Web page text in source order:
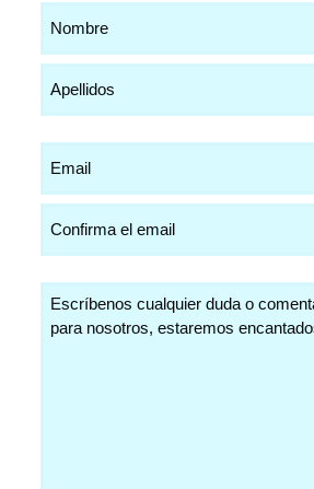
(Obligatorio)
(Obligatorio)
(Obligatorio)